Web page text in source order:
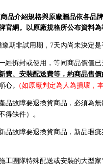
品介紹規格與原廠贈品依各品
官網。以原廠規格所公布資料
期非試用期，7天內尚未決定是
經拆封或使用，等同商品價值已
費、安裝配送費等，約商品售
心。 (如原廠判定為人為損壞，
品故障要退換貨商品，必須為
得缺件）。
品故障要退換貨商品，新品瑕疵
工團隊特殊配送或安裝的大型